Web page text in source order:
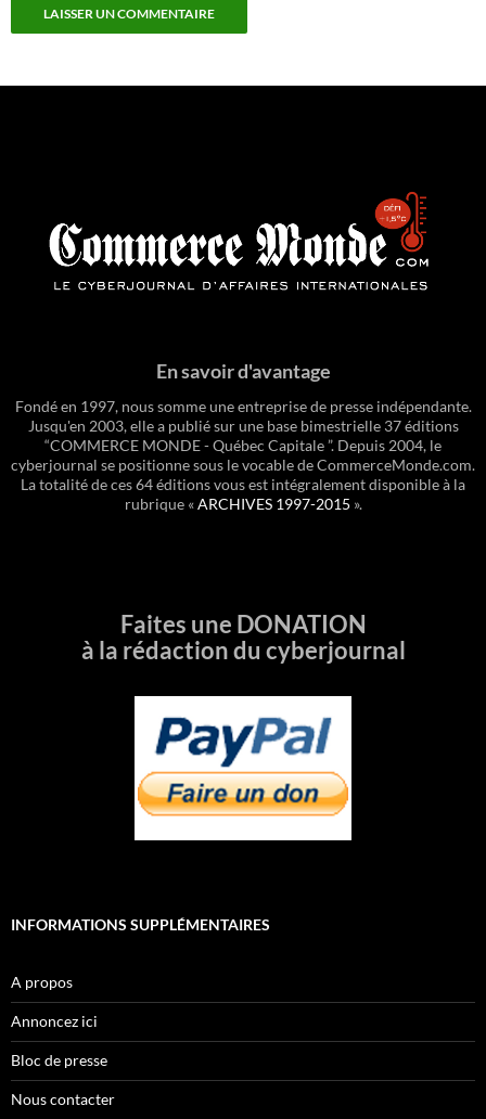
En savoir d'avantage
Fondé en 1997, nous somme une entreprise de presse indépendante.
Jusqu'en 2003, elle a publié sur une base bimestrielle 37 éditions
“COMMERCE MONDE - Québec Capitale ”. Depuis 2004, le
cyberjournal se positionne sous le vocable de CommerceMonde.com.
La totalité de ces 64 éditions vous est intégralement disponible à la
rubrique «ARCHIVES 1997-2015 ».
Faites une DONATION
à la rédaction du cyberjournal
INFORMATIONS SUPPLÉMENTAIRES
A propos
Annoncez ici
Bloc de presse
Nous contacter